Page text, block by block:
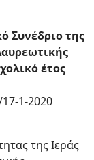
Συνέδριο της
έτος
1-2020
της Ιεράς